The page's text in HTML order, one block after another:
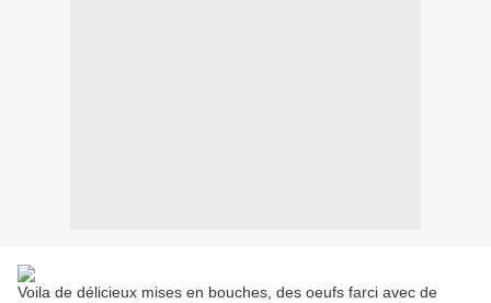
Voila de délicieux mises en bouches, des oeufs farci avec de